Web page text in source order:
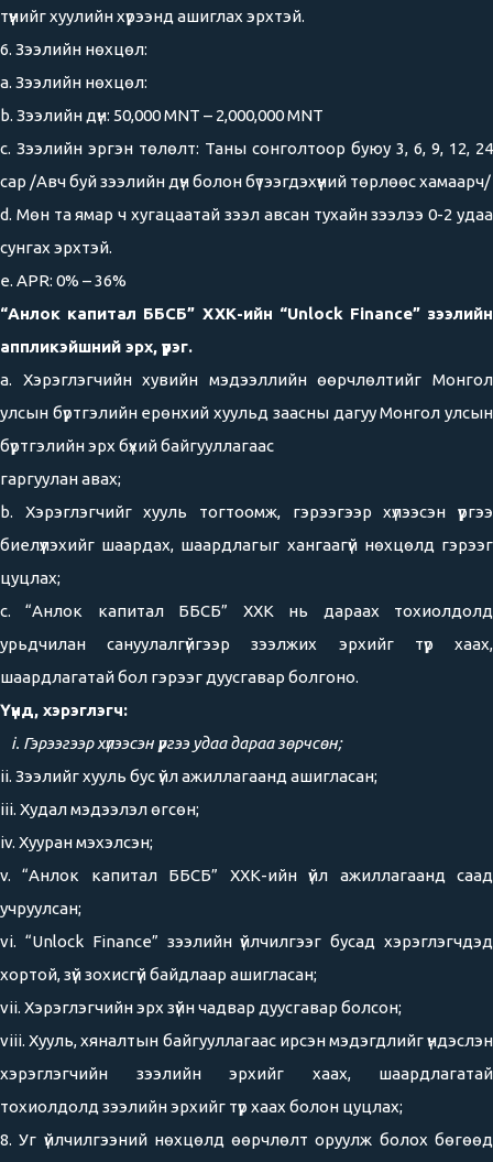
түүнийг хуулийн хүрээнд ашиглах эрхтэй.
6. Зээлийн нөхцөл:
a. Зээлийн нөхцөл:
b. Зээлийн дүн: 50,000 MNT – 2,000,000 MNT
c. Зээлийн эргэн төлөлт: Таны сонголтоор буюу 3, 6, 9, 12, 24
сар /Авч буй зээлийн дүн болон бүтээгдэхүүний төрлөөс хамаарч/
d. Мөн та ямар ч хугацаатай зээл авсан тухайн зээлээ 0-2 удаа
сунгах эрхтэй.
e. APR: 0% – 36%
“Анлок капитал ББСБ” ХХК-ийн “Unlock Finance” зээлийн
аппликэйшний эрх, үүрэг.
a. Хэрэглэгчийн хувийн мэдээллийн өөрчлөлтийг Монгол
улсын бүртгэлийн ерөнхий хуульд заасны дагуу Монгол улсын
бүртгэлийн эрх бүхий байгууллагаас
гаргуулан авах;
b. Хэрэглэгчийг хууль тогтоомж, гэрээгээр хүлээсэн үүргээ
биелүүлэхийг шаардах, шаардлагыг хангаагүй нөхцөлд гэрээг
цуцлах;
c. “Анлок капитал ББСБ” ХХК нь дараах тохиолдолд
урьдчилан сануулалгүйгээр зээлжих эрхийг түр хаах,
шаардлагатай бол гэрээг дуусгавар болгоно.
Үүнд, хэрэглэгч:
i. Гэрээгээр хүлээсэн үүргээ удаа дараа зөрчсөн;
ii. Зээлийг хууль бус үйл ажиллагаанд ашигласан;
iii. Худал мэдээлэл өгсөн;
iv. Хууран мэхэлсэн;
v. “Анлок капитал ББСБ” ХХК-ийн үйл ажиллагаанд саад
учруулсан;
vi. “Unlock Finance” зээлийн үйлчилгээг бусад хэрэглэгчдэд
хортой, зүй зохисгүй байдлаар ашигласан;
vii. Хэрэглэгчийн эрх зүйн чадвар дуусгавар болсон;
viii. Хууль, хяналтын байгууллагаас ирсэн мэдэгдлийг үндэслэн
хэрэглэгчийн зээлийн эрхийг хаах, шаардлагатай
тохиолдолд зээлийн эрхийг түр хаах болон цуцлах;
8. Уг үйлчилгээний нөхцөлд өөрчлөлт оруулж болох бөгөөд